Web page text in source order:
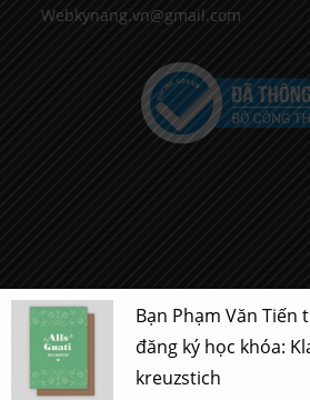
Webkynang.vn@gmail.com
Copyright - OceanWP Theme
Bạn Phạm Văn Tiến
đăng ký học khóa:
kreuzstich